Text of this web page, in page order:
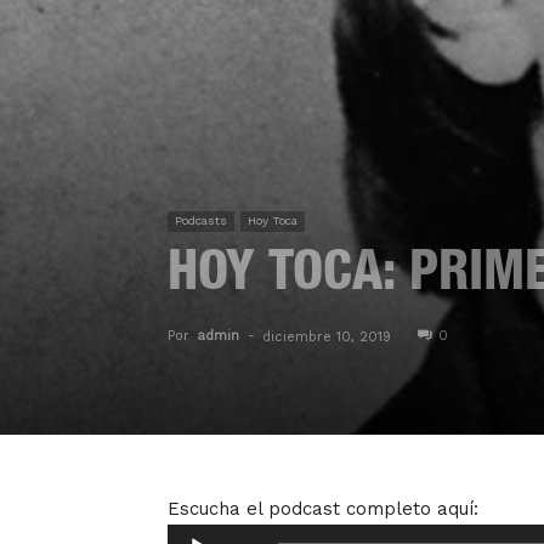
Podcasts Hoy Toca
HOY TOCA:
Por admin - diciembre 10, 2019 0
Escucha el podcast completo aquí:
Reproductor